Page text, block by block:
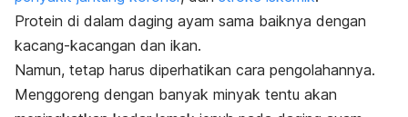
Protein di dalam daging ayam sama baiknya dengan
kacang-kacangan dan ikan.
Namun, tetap harus diperhatikan cara pengolahannya.
Menggoreng dengan banyak minyak tentu akan